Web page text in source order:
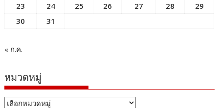
23
24 25 26 27 28
29
30
31
« ก.ค.
หมวดหมู่
หมวด